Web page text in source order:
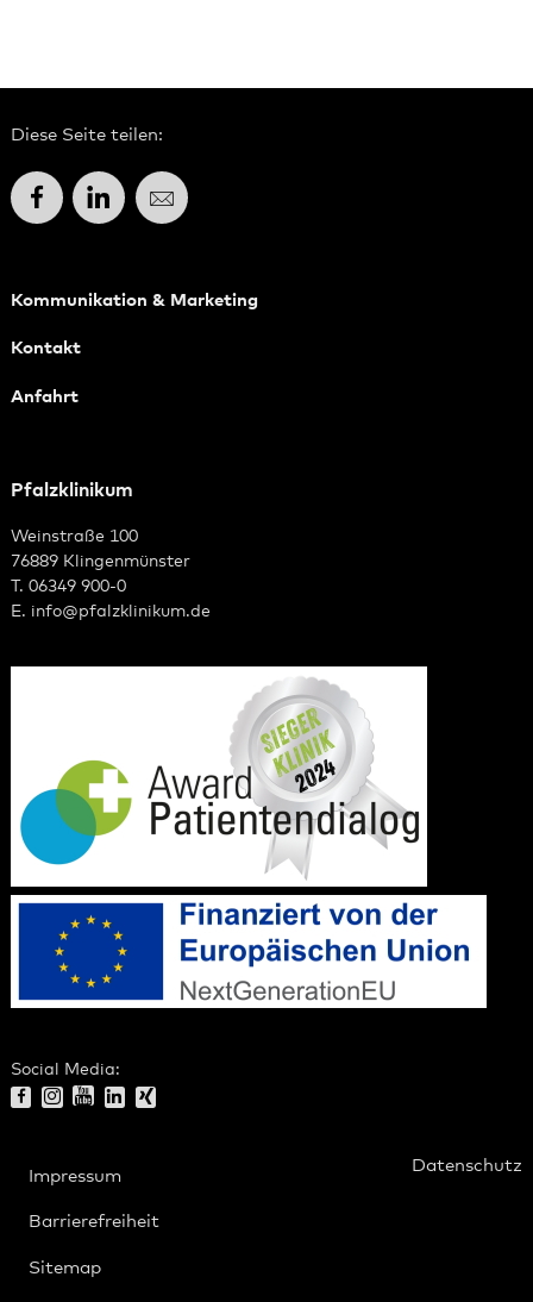
Diese Seite teilen:
FacebookLinkedInE-Mail
Kommunikation & Marketing
Kontakt
Anfahrt
Pfalzklinikum
Weinstraße 100
76889 Klingenmünster
T. 06349 900-0
E. info@pfalzklinikum.de
Social Media:
Impressum
Datenschutz
Barrierefreiheit
Sitemap